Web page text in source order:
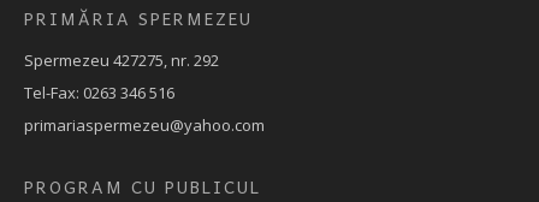
PRIMĂRIA SPERMEZEU
Spermezeu 427275, nr. 292
Tel-Fax: 0263 346 516
primariaspermezeu@yahoo.com
PROGRAM CU PUBLICUL